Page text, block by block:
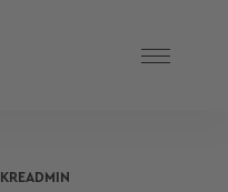
KREADMIN